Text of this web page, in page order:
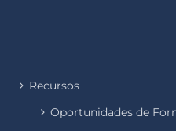
Recursos
Oportunidades de